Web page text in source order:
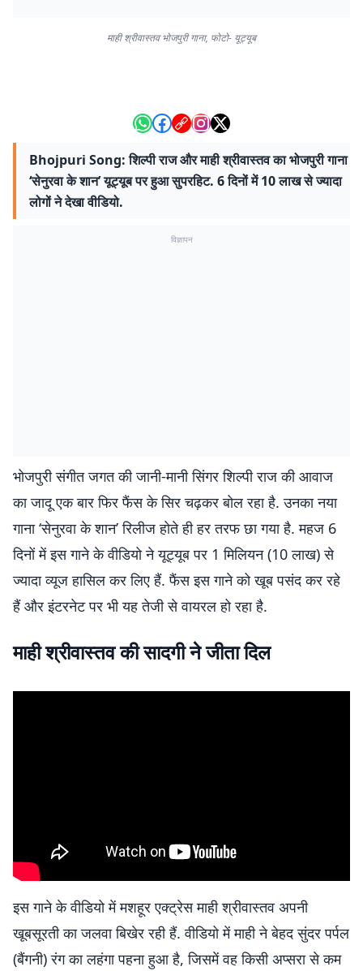
माही श्रीवास्तव भोजपुरी गाना, फोटो- यूट्यूब
Bhojpuri Song: शिल्पी राज और माही श्रीवास्तव का भोजपुरी गाना
‘सेनुरवा के शान’ यूट्यूब पर हुआ सुपरहिट. 6 दिनों में 10 लाख से ज्यादा
लोगों ने देखा वीडियो.
विज्ञापन
भोजपुरी संगीत जगत की जानी-मानी सिंगर शिल्पी राज की आवाज
का जादू एक बार फिर फैंस के सिर चढ़कर बोल रहा है. उनका नया
गाना ‘सेनुरवा के शान’ रिलीज होते ही हर तरफ छा गया है. महज 6
दिनों में इस गाने के वीडियो ने यूट्यूब पर 1 मिलियन (10 लाख) से
ज्यादा व्यूज हासिल कर लिए हैं. फैंस इस गाने को खूब पसंद कर रहे
हैं और इंटरनेट पर भी यह तेजी से वायरल हो रहा है.
माही श्रीवास्तव की सादगी ने जीता दिल
इस गाने के वीडियो में मशहूर एक्ट्रेस माही श्रीवास्तव अपनी
खूबसूरती का जलवा बिखेर रही हैं. वीडियो में माही ने बेहद सुंदर पर्पल
(बैंगनी) रंग का लहंगा पहना हुआ है, जिसमें वह किसी अप्सरा से कम